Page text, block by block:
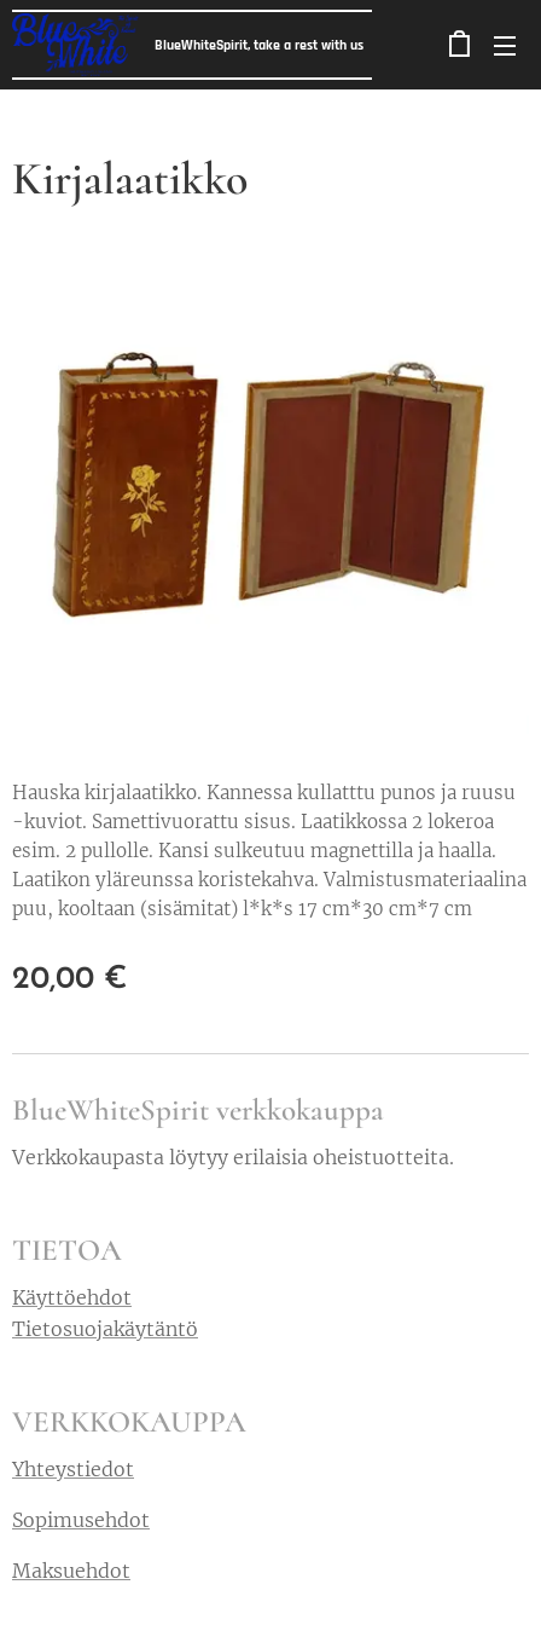
BlueWhiteSpirit, take a rest with us
Kirjalaatikko
Hauska kirjalaatikko. Kannessa kullatttu punos ja ruusu
-kuviot. Samettivuorattu sisus. Laatikkossa 2 lokeroa
esim. 2 pullolle. Kansi sulkeutuu magnettilla ja haalla.
Laatikon yläreunssa koristekahva. Valmistusmateriaalina
puu, kooltaan (sisämitat) l*k*s 17 cm*30 cm*7 cm
20,00 €
BlueWhiteSpirit verkkokauppa
Verkkokaupasta löytyy erilaisia oheistuotteita.
TIETOA
Käyttöehdot
Tietosuojakäytäntö
VERKKOKAUPPA
Yhteystiedot
Sopimusehdot
Maksuehdot